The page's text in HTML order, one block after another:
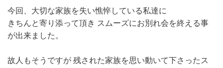
今回、大切な家族を失い憔悴している私達に
きちんと寄り添って頂き スムーズにお別れ会を終える事
が出来ました。
故人もそうですが 残された家族を思い動いて下さったス